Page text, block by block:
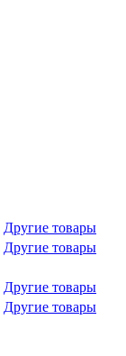
Другие товары
Другие товары
Другие товары
Другие товары